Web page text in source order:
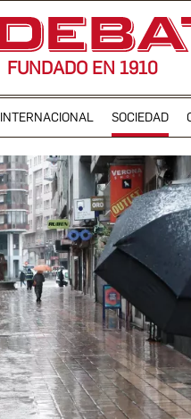
FUNDADO EN 1910
INTERNACIONAL SOCIEDAD